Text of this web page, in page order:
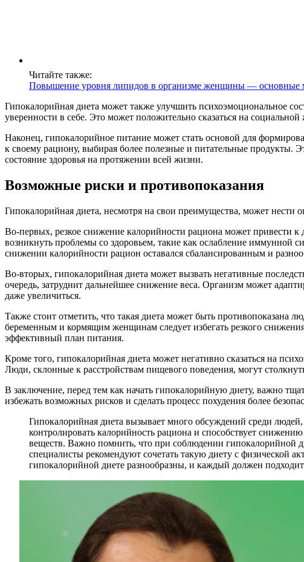
Читайте также:
Повышение уровня липидов в организме женщины — основные
Гипокалорийная диета может также улучшить психоэмоциональное
уверенности в себе. Это может положительно сказаться на
Наконец, гипокалорийное питание может стать основой для
к своему рациону, выбирая более полезные и питательные продукты.
состояние здоровья на протяжении всей жизни.
Возможные риски и противопоказания
Гипокалорийная диета, несмотря на свои преимущества, может нести
Во-первых, резкое снижение калорийности рациона может привести
возникнуть проблемы со здоровьем, такие как ослабление иммунной
снижении калорийности рацион оставался сбалансированным и
Во-вторых, гипокалорийная диета может вызвать негативные
очередь, затруднит дальнейшее снижение веса. Организм может
даже увеличиться.
Также стоит отметить, что такая диета может быть противопоказана
беременным и кормящим женщинам следует избегать резкого
эффективный план питания.
Кроме того, гипокалорийная диета может негативно сказаться на
Люди, склонные к расстройствам пищевого поведения, могут
В заключение, перед тем как начать гипокалорийную диету, важно
избежать возможных рисков и сделать процесс похудения более
Гипокалорийная диета вызывает много обсуждений среди
контролировать калорийность рациона и способствует
веществ. Важно помнить, что при соблюдении гипокалорийной
специалисты рекомендуют сочетать такую диету с физической
гипокалорийной диете разнообразны, и каждый должен